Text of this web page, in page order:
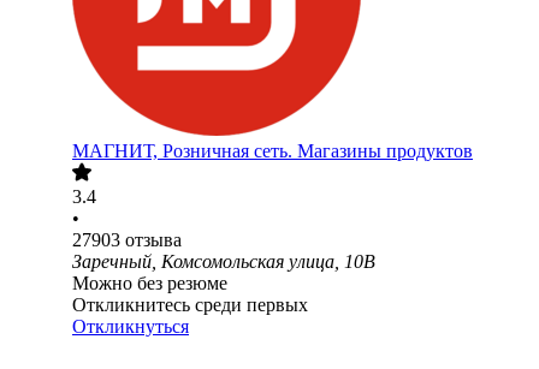
МАГНИТ, Розничная сеть. Магазины продуктов
3.4
•
27903 отзыва
Заречный, Комсомольская улица, 10В
Можно без резюме
Откликнитесь среди первых
Откликнуться